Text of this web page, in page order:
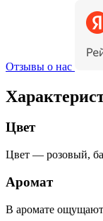
Отзывы о нас
Цвет
Цвет — розовый,
Аромат
В аромате